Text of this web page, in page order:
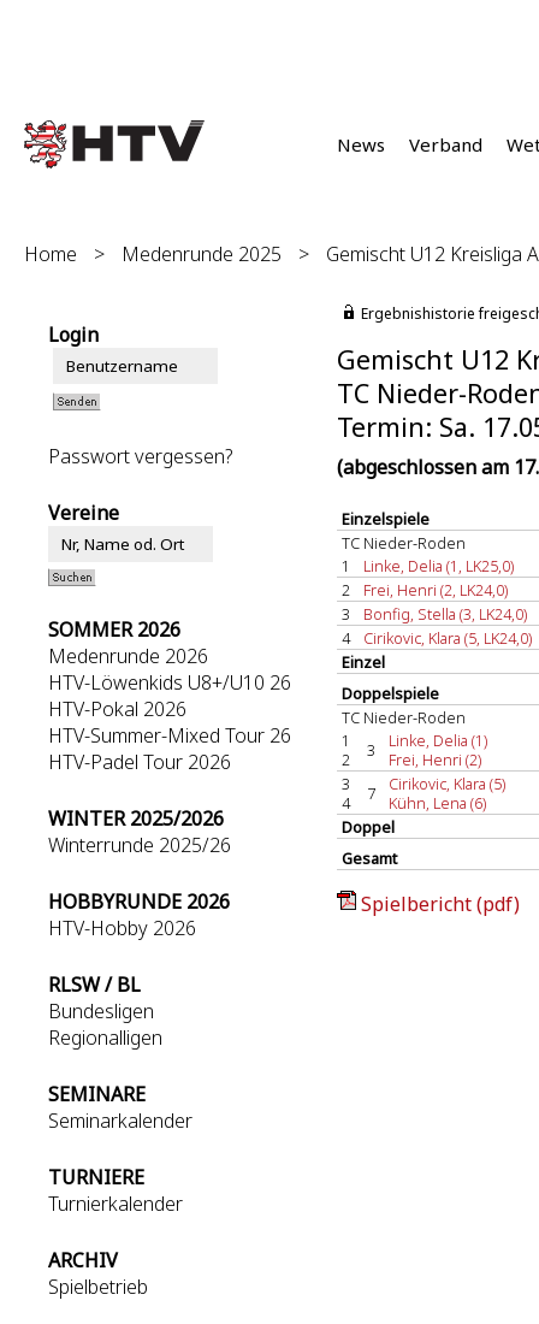
News Verband
Home > Medenrunde 2025 > Gemischt U12 Kreisliga
Login
Passwort vergessen?
Vereine
SOMMER 2026
Medenrunde 2026
HTV-Löwenkids U8+/U10 26
HTV-Pokal 2026
HTV-Summer-Mixed Tour 26
HTV-Padel Tour 2026
WINTER 2025/2026
Winterrunde 2025/26
HOBBYRUNDE 2026
HTV-Hobby 2026
RLSW / BL
Bundesligen
Regionalligen
SEMINARE
Seminarkalender
TURNIERE
Turnierkalender
ARCHIV
Spielbetrieb
Ergebnishistorie
Gemischt U12
TC Nieder-
Termin: Sa.
(abgeschlossen am
Einzelspiele
TC Nieder-Roden
1
Linke, Delia (1, LK25,0)
2
Frei, Henri (2, LK24,0)
3
Bonfig, Stella (3, LK24,0)
4
Cirikovic, Klara (5, LK24,0)
Einzel
Doppelspiele
TC Nieder-Roden
1
2
3
Linke, Delia (1)
Frei, Henri (2)
3
4
7
Cirikovic, Klara (5)
Kühn, Lena (6)
Doppel
Gesamt
Spielbericht (pdf)